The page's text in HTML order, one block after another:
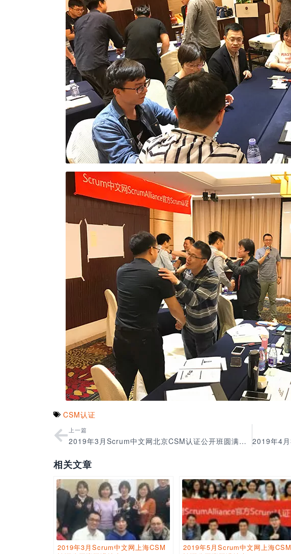
CSM认证
上一篇
2019年3月Scrum中文网北京CSM认证公开班圆满结束
相关文章
2019年3月Scrum中文网上海CSM
2019年5月Scrum中文网上海CSM